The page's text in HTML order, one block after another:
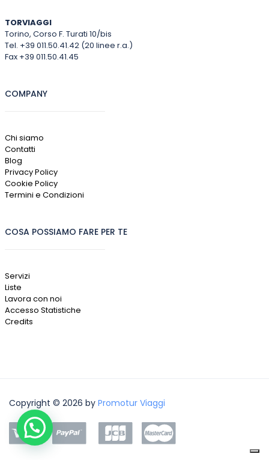
TORVIAGGI
Torino, Corso F. Turati 10/bis
Tel. +39 011.50.41.42 (20 linee r.a.)
Fax +39 011.50.41.45
COMPANY
Chi siamo
Contatti
Blog
Privacy Policy
Cookie Policy
Termini e Condizioni
COSA POSSIAMO FARE PER TE
Servizi
Liste
Lavora con noi
Accesso Statistiche
Credits
Copyright © 2026 by Promotur Viaggi